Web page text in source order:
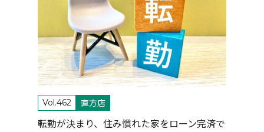
Vol.462 直方店
転勤が決まり、住み慣れた家をローン完済で